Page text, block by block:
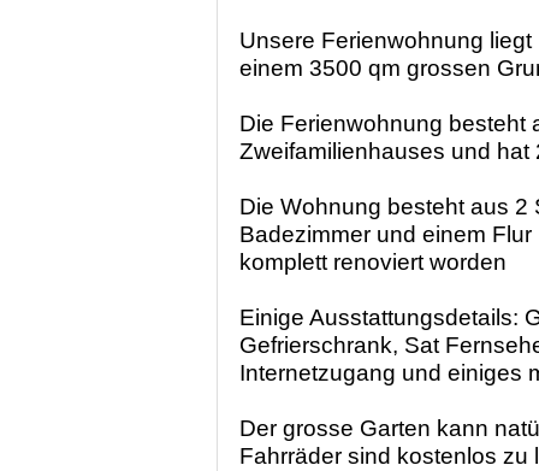
Unsere Ferienwohnung
einem 3500 qm grossen
Die Ferienwohnung besteht
Zweifamilienhauses und hat
Die Wohnung besteht aus 2
Badezimmer und einem
komplett renoviert worden
Einige Ausstattungsdetails:
Gefrierschrank, Sat
Internetzugang und einiges
Der grosse Garten kann
Fahrräder sind kostenlos zu